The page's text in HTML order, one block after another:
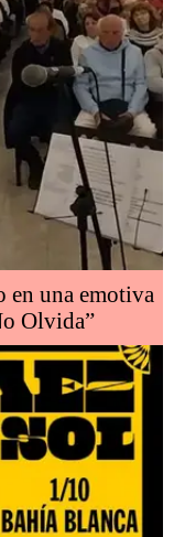
en una emotiva
Olvida”